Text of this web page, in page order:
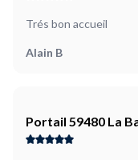
Trés bon accueil
Alain B
Portail 59480 La